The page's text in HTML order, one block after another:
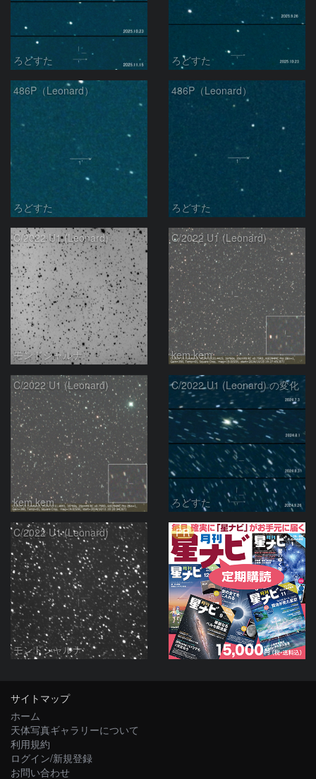
ろどすた ろどすた
486P（Leonard）
ろどすた
486P（Leonard）
ろどすた
C/2022 U1 (Leonard)
モンドシャルナ
C/2022 U1 (Leonard)
kem.kem
C/2022 U1 (Leonard)
kem.kem
C/2022 U1 (Leonard) の変化
ろどすた
C/2022 U1 (Leonard)
モンドシャルナ
PR
サイトマップ
ホーム
天体写真ギャラリーについて
利用規約
ログイン/新規登録
お問い合わせ